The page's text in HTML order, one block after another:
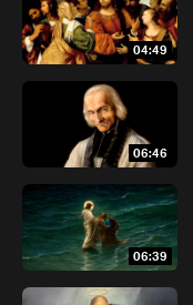
04:49
06:46
06:39